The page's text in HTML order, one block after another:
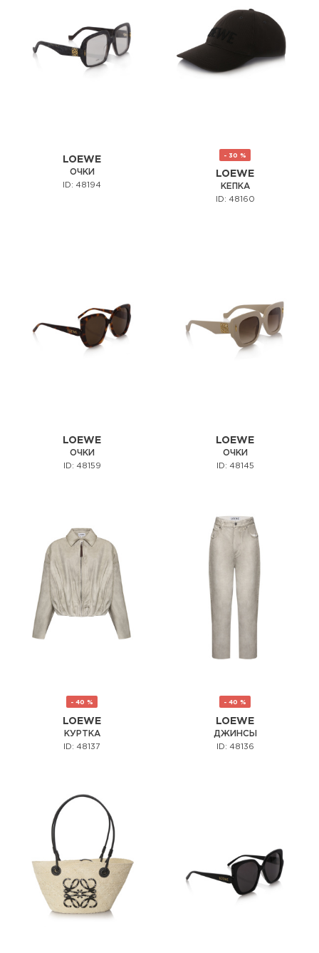
LOEWE
ОЧКИ
ID: 48194
- 30 %
LOEWE
КЕПКА
ID: 48160
LOEWE
ОЧКИ
ID: 48159
LOEWE
ОЧКИ
ID: 48145
- 40 %
LOEWE
КУРТКА
ID: 48137
- 40 %
LOEWE
ДЖИНСЫ
ID: 48136